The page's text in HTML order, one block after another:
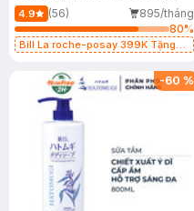
Dụng 40ml
4.9 (56)
895/tháng
80%
Bill La roche-posay 399K Tặng
(SL có hạn)
-60 %